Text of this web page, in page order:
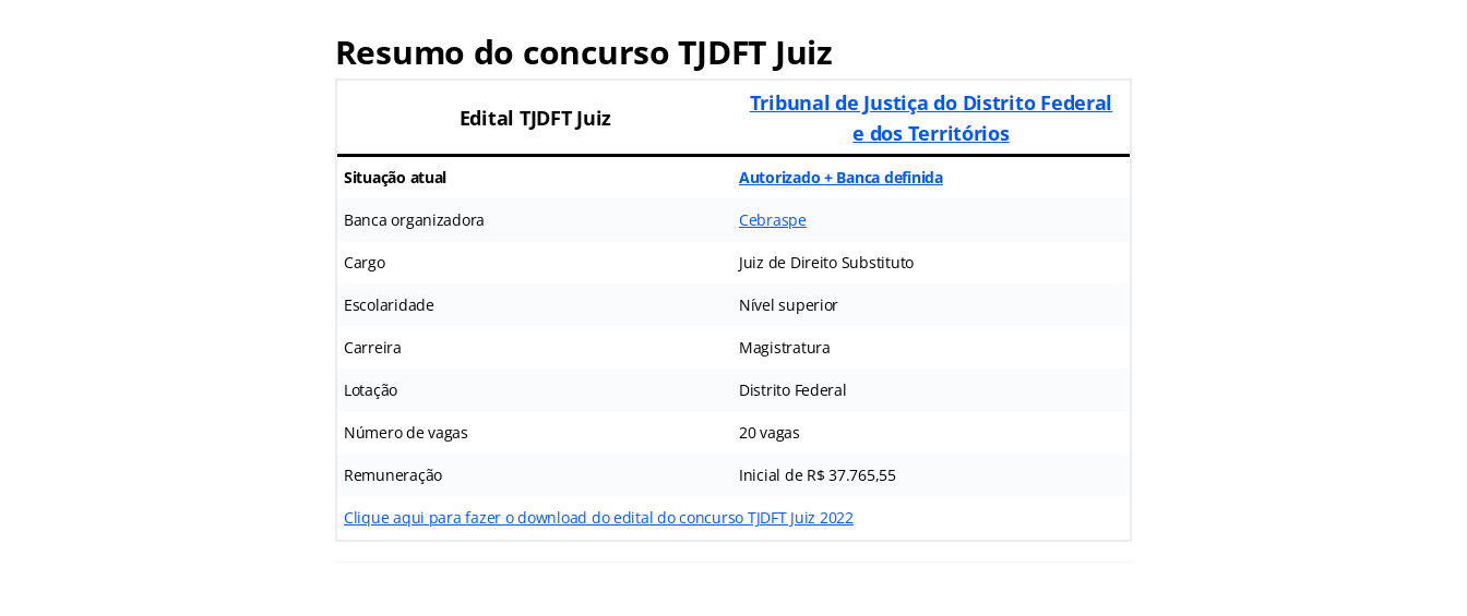
Resumo do concurso TJDFT Juiz
Edital TJDFT Juiz
Tribunal de Justiça do Distrito Federal
e dos Territórios
Situação atual Autorizado + Banca definida
Banca organizadora Cebraspe
Cargo Juiz de Direito Substituto
Escolaridade Nível superior
Carreira Magistratura
Lotação Distrito Federal
Número de vagas 20 vagas
Remuneração Inicial de R$ 37.765,55
Clique aqui para fazer o download do edital do concurso TJDFT Juiz 2022